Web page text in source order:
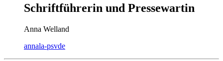
Schriftführerin und Pressewartin
Anna Welland
annala-psvde